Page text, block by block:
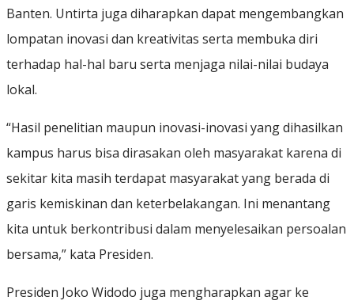
Banten. Untirta juga diharapkan dapat mengembangkan
lompatan inovasi dan kreativitas serta membuka diri
terhadap hal-hal baru serta menjaga nilai-nilai budaya
lokal.
“Hasil penelitian maupun inovasi-inovasi yang dihasilkan
kampus harus bisa dirasakan oleh masyarakat karena di
sekitar kita masih terdapat masyarakat yang berada di
garis kemiskinan dan keterbelakangan. Ini menantang
kita untuk berkontribusi dalam menyelesaikan persoalan
bersama,” kata Presiden.
Presiden Joko Widodo juga mengharapkan agar ke